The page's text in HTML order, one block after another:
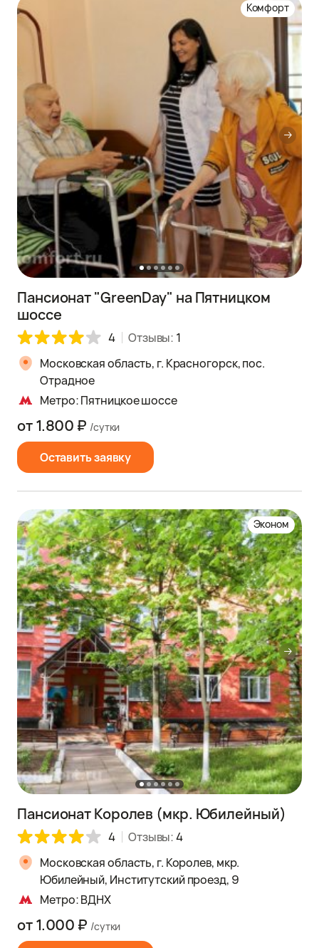
Комфорт
Пансионат "GreenDay" на Пятницком
шоссе
4 Отзывы: 1
Московская область, г. Красногорск, пос.
Отрадное
Метро: Пятницкое шоссе
Оставить заявку
от 1.800 ₽ /сутки
Эконом
Пансионат Королев (мкр. Юбилейный)
4 Отзывы:4
Московская область, г. Королев, мкр.
Юбилейный, Институтский проезд, 9
Метро: ВДНХ
от 1.000 ₽ /сутки